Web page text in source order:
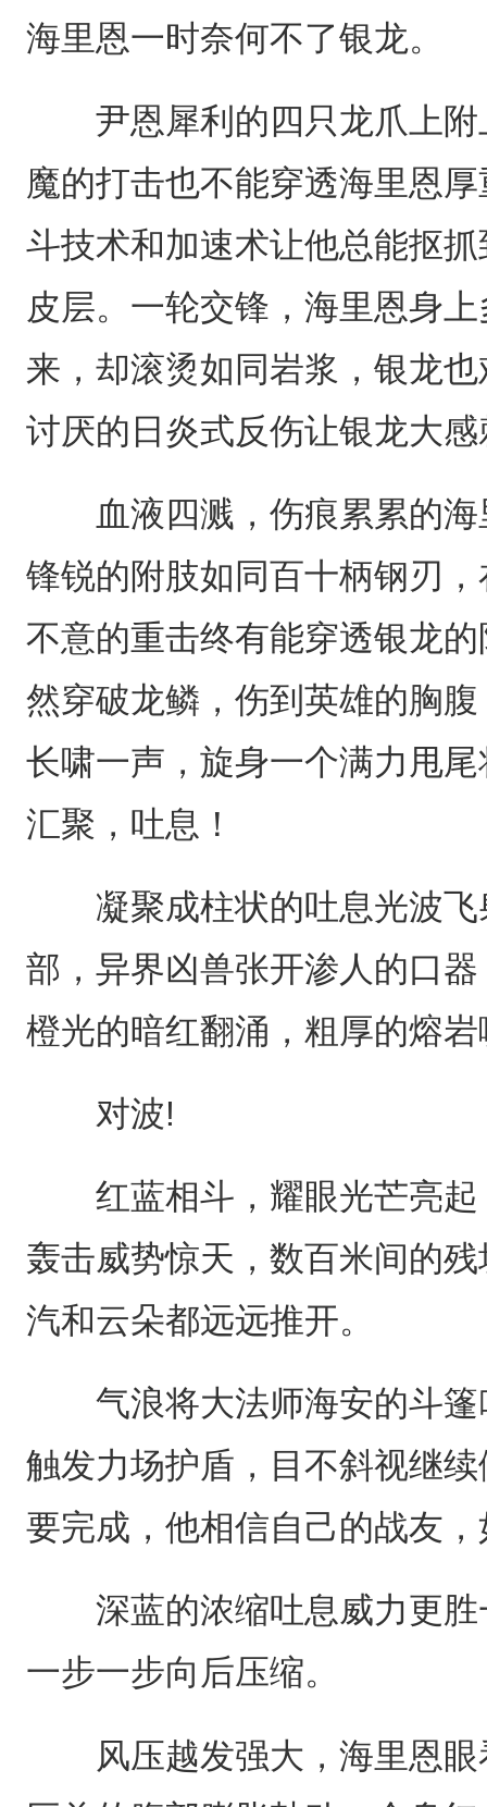
海里恩一时奈何不了银龙。
尹恩犀利的四只龙爪上附
魔的打击也不能穿透海里恩
斗技术和加速术让他总能抠
皮层。一轮交锋，海里恩身
来，却滚烫如同岩浆，银龙
讨厌的日炎式反伤让银龙大
血液四溅，伤痕累累的海
锋锐的附肢如同百十柄钢刃
不意的重击终有能穿透银龙
然穿破龙鳞，伤到英雄的胸
长啸一声，旋身一个满力甩
汇聚，吐息！
凝聚成柱状的吐息光波飞
部，异界凶兽张开渗人的口
橙光的暗红翻涌，粗厚的熔
对波!
红蓝相斗，耀眼光芒亮起
轰击威势惊天，数百米间的
汽和云朵都远远推开。
气浪将大法师海安的斗篷
触发力场护盾，目不斜视继
要完成，他相信自己的战友
深蓝的浓缩吐息威力更胜
一步一步向后压缩。
风压越发强大，海里恩眼